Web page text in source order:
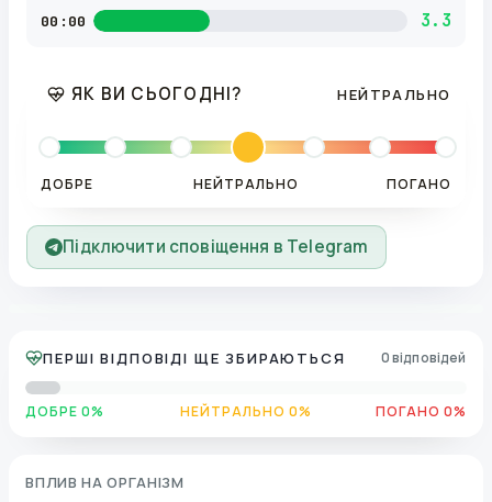
00:00 3.3
ЯК ВИ СЬОГОДНІ? НЕЙТРАЛЬНО
ДОБРЕ НЕЙТРАЛЬНО ПОГАНО
Підключити сповіщення в Telegram
ПЕРШІ ВІДПОВІДІ ЩЕ ЗБИРАЮТЬСЯ 0 відповідей
ДОБРЕ 0% НЕЙТРАЛЬНО 0% ПОГАНО 0%
ВПЛИВ НА ОРГАНІЗМ